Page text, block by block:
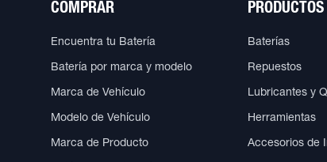
COMPRAR
Encuentra tu Batería
Batería por marca y modelo
Marca de Vehículo
Modelo de Vehículo
Marca de Producto
PRODUCTOS
Baterías
Repuestos
Lubricantes y
Herramientas
Accesorios de